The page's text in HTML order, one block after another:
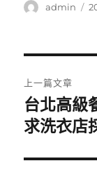
作
admin
發
章
導
覽
上一篇文章
上
一
文
台北高級
求洗衣店